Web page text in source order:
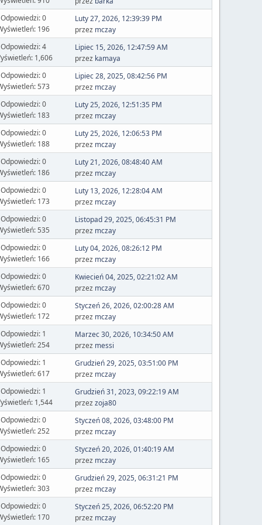
Odpowiedzi: 0
196
Luty 27, 2026, 12:39:39 PM
przez mczay
Odpowiedzi: 4
1,606
Lipiec 15, 2026, 12:47:59 AM
przez kamaya
Odpowiedzi: 0
573
Lipiec 28, 2025, 08:42:56 PM
przez mczay
Odpowiedzi: 0
183
Luty 25, 2026, 12:51:35 PM
przez mczay
Odpowiedzi: 0
188
Luty 25, 2026, 12:06:53 PM
przez mczay
Odpowiedzi: 0
186
Luty 21, 2026, 08:48:40 AM
przez mczay
Odpowiedzi: 0
173
Luty 13, 2026, 12:28:04 AM
przez mczay
Odpowiedzi: 0
535
Listopad 29, 2025, 06:45:31 PM
przez mczay
Odpowiedzi: 0
166
Luty 04, 2026, 08:26:12 PM
przez mczay
Odpowiedzi: 0
670
Kwiecień 04, 2025, 02:21:02 AM
przez mczay
Odpowiedzi: 0
172
Styczeń 26, 2026, 02:00:28 AM
przez mczay
Odpowiedzi: 1
254
Marzec 30, 2026, 10:34:50 AM
przez messi
Odpowiedzi: 1
617
Grudzień 29, 2025, 03:51:00 PM
przez mczay
Odpowiedzi: 1
1,544
Grudzień 31, 2023, 09:22:19 AM
przezzoja80
Odpowiedzi: 0
252
Styczeń 08, 2026, 03:48:00 PM
przez mczay
Odpowiedzi: 0
165
Styczeń 20, 2026, 01:40:19 AM
przez mczay
Odpowiedzi: 0
303
Grudzień 29, 2025, 06:31:21 PM
przez mczay
Odpowiedzi: 0
170
Styczeń 25, 2026, 06:52:20 PM
przez mczay